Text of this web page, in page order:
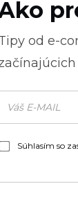
od e-
Súhlasím so